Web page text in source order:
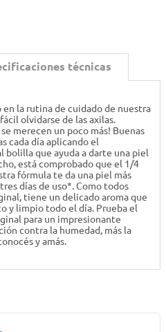
técnicas
en la rutina de cuidado de nuestra
olvidarse de las axilas.
merecen un poco más! Buenas
cada día aplicando el
que ayuda a darte una piel
está comprobado que el 1/4
fórmula te da una piel más
días de uso*. Como todos
tiene un delicado aroma que
y limpio todo el día. Prueba el
para un impresionante
contra la humedad, más la
y amás.